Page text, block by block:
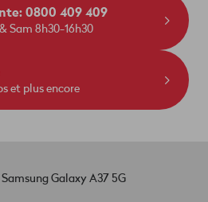
0800 409 409
Sam 8h30-16h30
et plus encore
Samsung Galaxy A37 5G